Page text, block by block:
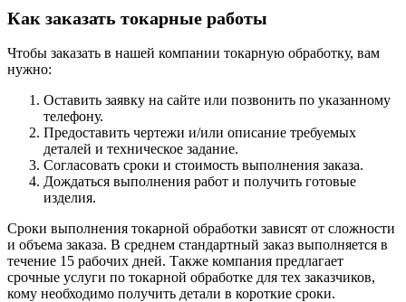
Как заказать токарные работы
Чтобы заказать в нашей компании токарную обработку, вам
нужно:
Оставить заявку на сайте или позвонить по указанному
телефону.
Предоставить чертежи и/или описание требуемых
деталей и техническое задание.
Согласовать сроки и стоимость выполнения заказа.
Дождаться выполнения работ и получить готовые
изделия.
Сроки выполнения токарной обработки зависят от сложности
и объема заказа. В среднем стандартный заказ выполняется в
течение 15 рабочих дней. Также компания предлагает
срочные услуги по токарной обработке для тех заказчиков,
кому необходимо получить детали в короткие сроки.